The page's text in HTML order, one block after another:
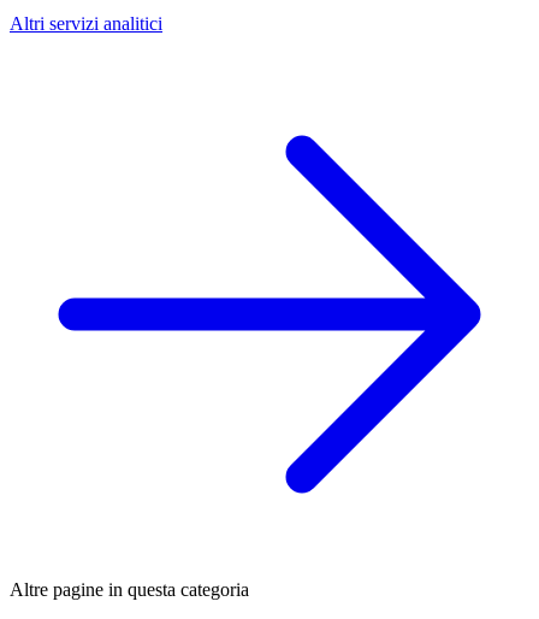
Altri servizi analitici
Altre pagine in questa categoria